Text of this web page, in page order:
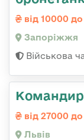
від 10000
Запоріжжя
Військова
від 27000
Львів